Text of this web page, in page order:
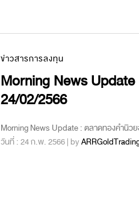
ข่าวสารการลงทุน
Morning News
24/02/2566
Morning News Update : ตลาดทองคำนิว
วันที่ : 24 ก.พ. 2566 | by